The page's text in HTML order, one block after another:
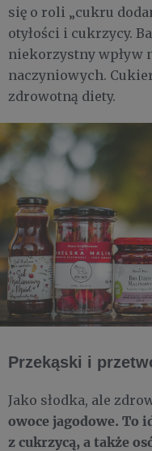
się o roli „cukru
otyłości i cukrzycy.
niekorzystny wpływ
naczyniowych.
zdrowotną diety.
Przekąski i
Jako słodka, ale
owoce jagodowe. To
z cukrzycą, a także